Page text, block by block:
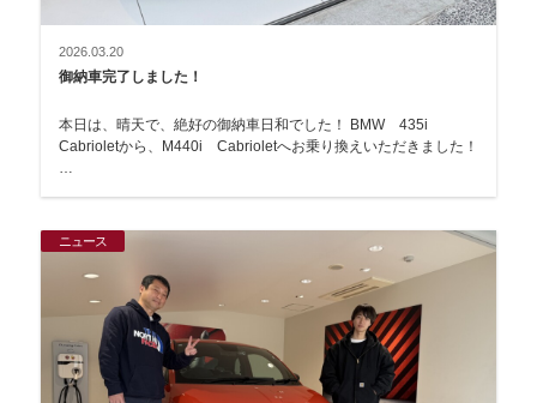
2026.03.20
御納車完了しました！
本日は、晴天で、絶好の御納車日和でした！ BMW 435i
Cabrioletから、M440i Cabrioletへお乗り換えいただきました！
ニュース